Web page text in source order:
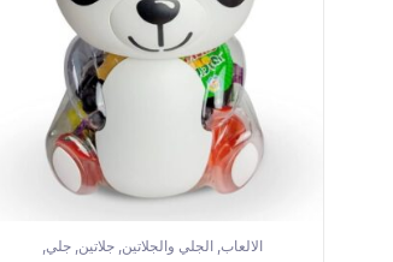
الالعاب, الجلي والجلاتين, جلاتين, جلي,